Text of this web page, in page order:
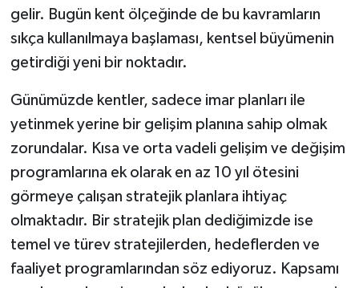
gelir. Bugün kent ölçeğinde de bu kavramların
sıkça kullanılmaya başlaması, kentsel büyümenin
getirdiği yeni bir noktadır.
Günümüzde kentler, sadece imar planları ile
yetinmek yerine bir gelişim planına sahip olmak
zorundalar. Kısa ve orta vadeli gelişim ve değişim
programlarına ek olarak en az 10 yıl ötesini
görmeye çalışan stratejik planlara ihtiyaç
olmaktadır. Bir stratejik plan dediğimizde ise
temel ve türev stratejilerden, hedeflerden ve
faaliyet programlarından söz ediyoruz. Kapsamı